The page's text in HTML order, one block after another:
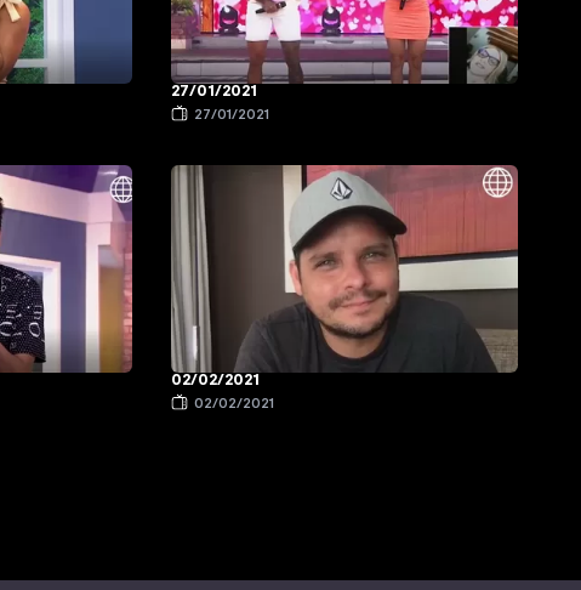
27/01/2021
27/01/2021
02/02/2021
02/02/2021